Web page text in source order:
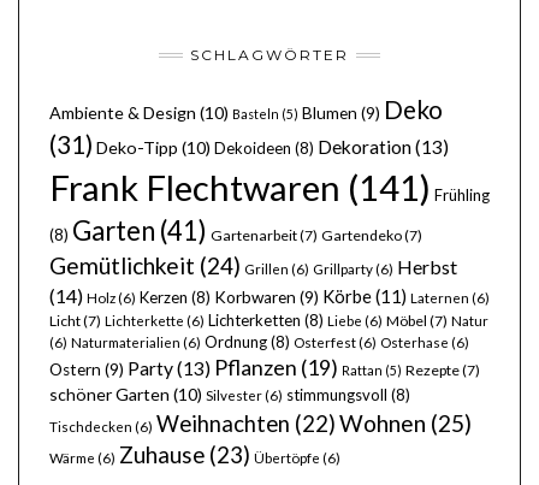
SCHLAGWÖRTER
Ambiente & Design (10) Basteln (5) Blumen (9) Deko
(31) Deko-Tipp (10) Dekoideen (8) Dekoration(13)
Frank Flechtwaren (141) Frühling
(8) Garten (41) Gartenarbeit(7) Gartendeko(7)
Gemütlichkeit (24) Grillen (6) Grillparty(6) Herbst
(14) Holz(6) Kerzen (8) Korbwaren (9) Körbe(11) Laternen (6)
Licht(7) Lichterkette (6) Lichterketten (8) Liebe (6) Möbel (7) Natur
(6) Naturmaterialien (6) Ordnung(8) Osterfest(6) Osterhase (6)
Ostern (9) Party(13) Pflanzen (19) Rattan (5) Rezepte(7)
schöner Garten (10) Silvester(6) stimmungsvoll (8)
Tischdecken (6) Weihnachten (22)Wohnen (25)
Wärme (6) Zuhause (23) Übertöpfe (6)